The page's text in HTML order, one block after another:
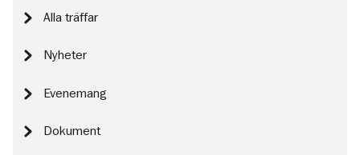
Alla träffar
Nyheter
Evenemang
Dokument